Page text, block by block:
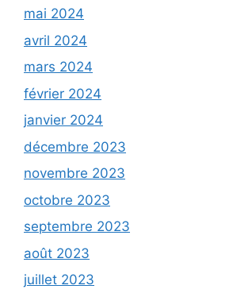
mai 2024
avril 2024
mars 2024
février 2024
janvier 2024
décembre 2023
novembre 2023
octobre 2023
septembre 2023
août 2023
juillet 2023